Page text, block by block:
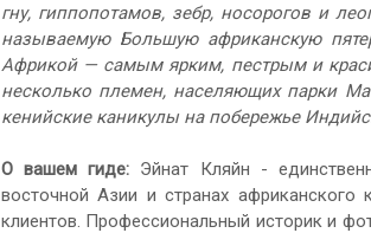
гну, гиппопотамов, зебр, носорогов и
называемую Большую африканскую
Африкой — самым ярким, пестрым и
несколько племен, населяющих парки
кенийские каникулы на побережье
О вашем гиде: Эйнат Кляйн -
восточной Азии и странах африканского
клиентов. Профессиональный историк и